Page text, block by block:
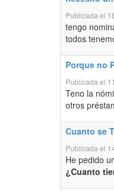
Publicada el
tengo
todos
Porque no
Publicada el
Teno la
otros
Cuanto se
Publicada el
He pedido
¿Cuanto